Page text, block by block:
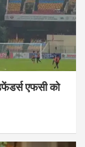
एफसी को